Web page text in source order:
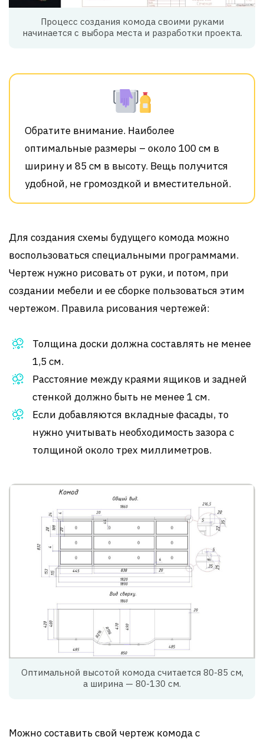
Процесс создания комода своими руками
начинается с выбора места и разработки проекта.
Обратите внимание. Наиболее
оптимальные размеры – около 100 см в
ширину и 85 см в высоту. Вещь получится
удобной, не громоздкой и вместительной.
Для создания схемы будущего комода можно
воспользоваться специальными программами.
Чертеж нужно рисовать от руки, и потом, при
создании мебели и ее сборке пользоваться этим
чертежом. Правила рисования чертежей:
Толщина доски должна составлять не менее
1,5 см.
Расстояние между краями ящиков и задней
стенкой должно быть не менее 1 см.
Если добавляются вкладные фасады, то
нужно учитывать необходимость зазора с
толщиной около трех миллиметров.
Оптимальной высотой комода считается 80-85 см,
а ширина — 80-130 см.
Можно составить свой чертеж комода с